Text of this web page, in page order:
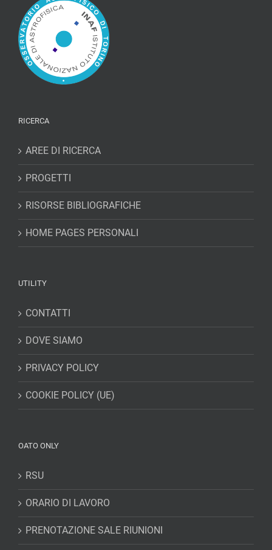
RICERCA
AREE DI RICERCA
PROGETTI
RISORSE BIBLIOGRAFICHE
HOME PAGES PERSONALI
UTILITY
CONTATTI
DOVE SIAMO
PRIVACY POLICY
COOKIE POLICY (UE)
OATO ONLY
RSU
ORARIO DI LAVORO
PRENOTAZIONE SALE RIUNIONI